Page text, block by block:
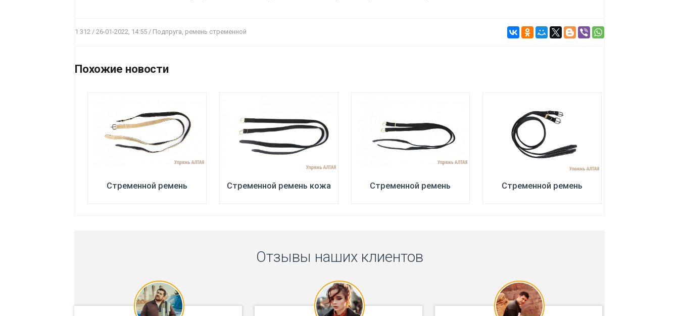
1 312 / 26-01-2022, 14:55 / Подпруга, ремень стременной
Похожие новости
Стременной ремень Стременной ремень кожа Стременной ремень Стременной ремень
Отзывы наших клиентов